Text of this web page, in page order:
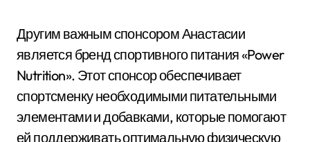
Другим важным спонсором Анастасии
является бренд спортивного питания «Power
Nutrition». Этот спонсор обеспечивает
спортсменку необходимыми питательными
элементами и добавками, которые помогают
ей поддерживать оптимальную физическую